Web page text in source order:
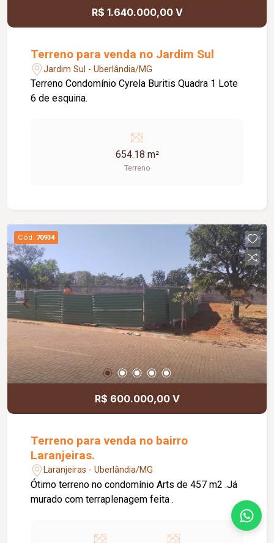
R$ 1.640.000,00 V
Terreno para venda no Jardim Sul
Jardim Sul - Uberlândia/MG
Terreno Condomínio Cyrela Buritis Quadra 1 Lote
6 de esquina.
654.18 m²
Terreno
Cód. 70934
R$ 600.000,00 V
Terreno para venda no bairro
Laranjeiras.
Laranjeiras - Uberlândia/MG
Ótimo terreno no condomínio Arts de 457 m2 .Já
murado com terraplenagem feita .